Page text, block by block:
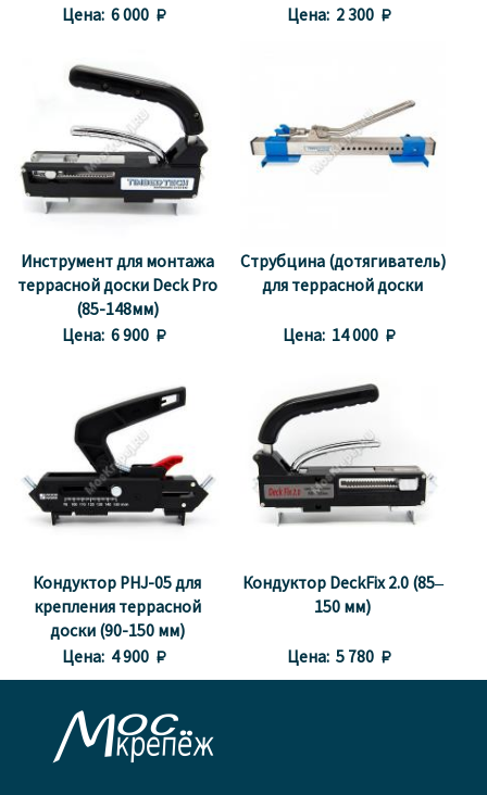
Цена: 6 000 
Цена: 2 300 
Инструмент для монтажа
террасной доски Deck Pro
(85-148мм)
Цена: 6 900 
Струбцина (дотягиватель)
для террасной доски
Цена: 14 000 
Кондуктор PHJ-05 для
крепления террасной
доски (90-150 мм)
Цена: 4 900 
Кондуктор DeckFix 2.0 (85–
150 мм)
Цена: 5 780 